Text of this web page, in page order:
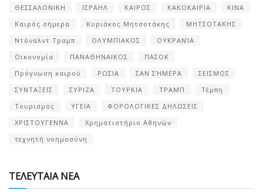
ΘΕΣΣΑΛΟΝΙΚΗ
ΙΣΡΑΗΛ ΚΑΙΡΟΣ ΚΑΚΟΚΑΙΡΙΑ
ΚΙΝΑ
Καιρός σήμερα
Κυριάκος Μητσοτάκης
ΜΗΤΣΟΤΑΚΗΣ
Ντόναλντ Τραμπ
ΟΛΥΜΠΙΑΚΟΣ
ΟΥΚΡΑΝΊΑ
Οικονομία
ΠΑΝΑΘΗΝΑΙΚΟΣ
ΠΑΣΟΚ
Πρόγνωση καιρού
ΡΩΣΙΑ ΣΑΝ ΣΉΜΕΡΑ
ΣΕΙΣΜΟΣ
ΣΥΝΤΑΞΕΙΣ
ΣΥΡΙΖΑ ΤΟΥΡΚΙΑ ΤΡΑΜΠ
Τέμπη
Τουρισμός
ΥΓΕΙΑ
ΦΟΡΟΛΟΓΙΚΕΣ ΔΗΛΩΣΕΙΣ
ΧΡΙΣΤΟΥΓΕΝΝΑ
Χρηματιστήριο Αθηνών
τεχνητή νοημοσύνη
ΤΕΛΕΥΤΑΙΑ ΝΕΑ